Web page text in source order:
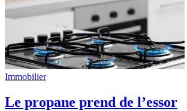
Immobilier
Le propane prend de l’essor